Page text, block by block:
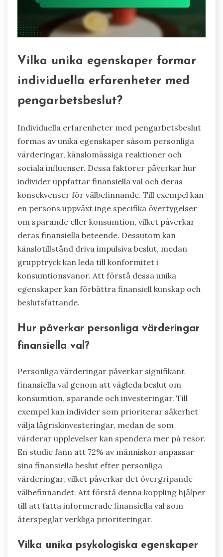
Vilka unika egenskaper formar
individuella erfarenheter med
pengarbetsbeslut?
Individuella erfarenheter med pengarbetsbeslut
formas av unika egenskaper såsom personliga
värderingar, känslomässiga reaktioner och
sociala influenser. Dessa faktorer påverkar hur
individer uppfattar finansiella val och deras
konsekvenser för välbefinnande. Till exempel kan
en persons uppväxt inge specifika övertygelser
om sparande eller konsumtion, vilket påverkar
deras finansiella beteende. Dessutom kan
känslotillstånd driva impulsiva beslut, medan
grupptryck kan leda till konformitet i
konsumtionsvanor. Att förstå dessa unika
egenskaper kan förbättra finansiell kunskap och
beslutsfattande.
Hur påverkar personliga värderingar
finansiella val?
Personliga värderingar påverkar signifikant
finansiella val genom att vägleda beslut om
konsumtion, sparande och investeringar. Till
exempel kan individer som prioriterar säkerhet
välja lågriskinvesteringar, medan de som
värderar upplevelser kan spendera mer på resor.
En studie fann att 72% av människor anpassar
sina finansiella beslut efter personliga
värderingar, vilket påverkar det övergripande
välbefinnandet. Att förstå denna koppling hjälper
till att fatta informerade finansiella val som
återspeglar verkliga prioriteringar.
Vilka unika psykologiska egenskaper